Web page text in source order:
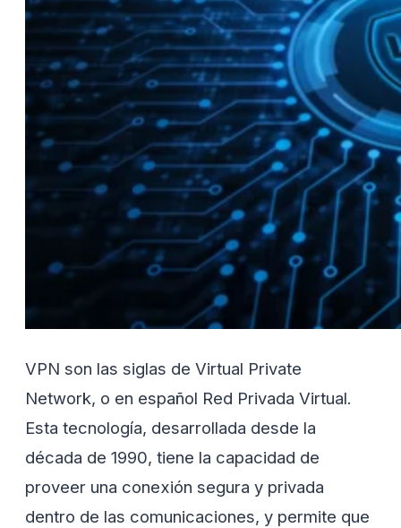
VPN son las siglas de Virtual Private
Network, o en español Red Privada Virtual.
Esta tecnología, desarrollada desde la
década de 1990, tiene la capacidad de
proveer una conexión segura y privada
dentro de las comunicaciones, y permite que